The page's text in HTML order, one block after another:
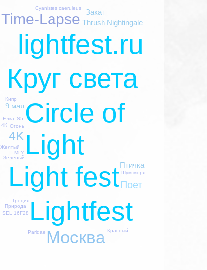
Circle of
Light
Круг света
Light fest
Lightfest
lightfest.ru
Москва
Time-Lapse
4K
Поет
Птичка
Thrush Nightingale
9 мая
Закат
Шум моря
Cyanistes caeruleus
S5
МГУ
4К
Греция
Елка
Желтый
Зеленый
Кипр
Красный
Paridae
Огонь
Природа
SEL 16F28